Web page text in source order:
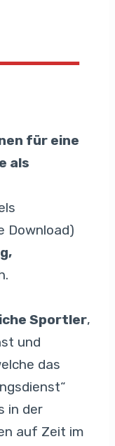
für eine
als
Download)
Sportler,
und
das
in der
auf Zeit im